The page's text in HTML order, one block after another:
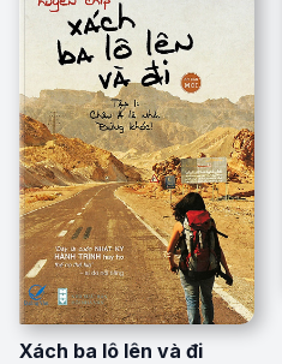
Xách ba lô lên và đi